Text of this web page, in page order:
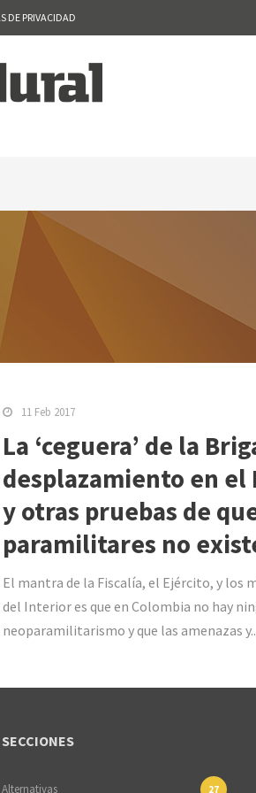
DE PRIVACIDAD
11 Feb 2017
La ‘ceguera’ de la
desplazamiento en el
y otras pruebas de
paramilitares no
El mantra de la Fiscalía, el Ejército, y los
del Interior es que en Colombia no hay
neoparamilitarismo y que las amenazas
SECCIONES
Alternativas 27